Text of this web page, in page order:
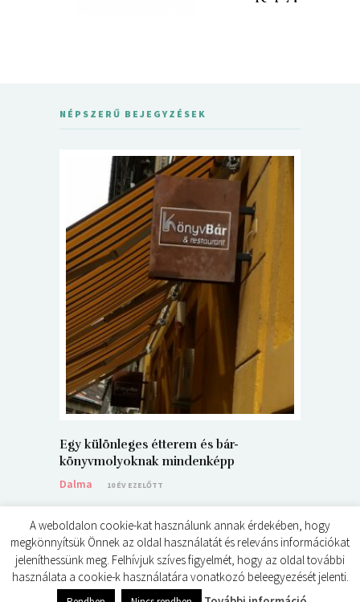
NÉPSZERŰ BEJEGYZÉSEK
Egy különleges étterem és bár-
könyvmolyoknak mindenképp
Dalma
10 ÉV EZELŐTT
© ÉDES KIS KÖNYVKRITIKÁK 2024
A weboldalon cookie-kat használunk annak érdekében, hogy
megkönnyítsük Önnek az oldal használatát és releváns információkat
jeleníthessünk meg. Felhívjuk szíves figyelmét, hogy az oldal további
használata a cookie-k használatára vonatkozó beleegyezését jelenti.